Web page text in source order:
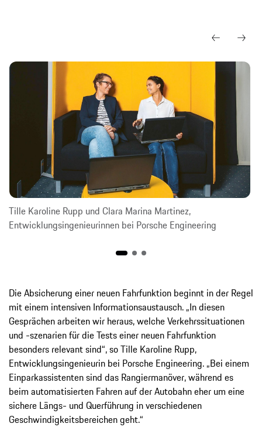
Tille Karoline Rupp und Clara Marina Martinez,
Entwicklungsingenieurinnen bei Porsche Engineering
Die Absicherung einer neuen Fahrfunktion beginnt in der Regel
mit einem intensiven Informationsaustausch. „In diesen
Gesprächen arbeiten wir heraus, welche Verkehrssituationen
und -szenarien für die Tests einer neuen Fahrfunktion
besonders relevant sind“, so Tille Karoline Rupp,
Entwicklungsingenieurin bei Porsche Engineering. „Bei einem
Einparkassistenten sind das Rangiermanöver, während es
beim automatisierten Fahren auf der Autobahn eher um eine
sichere Längs- und Querführung in verschiedenen
Geschwindigkeitsbereichen geht.“